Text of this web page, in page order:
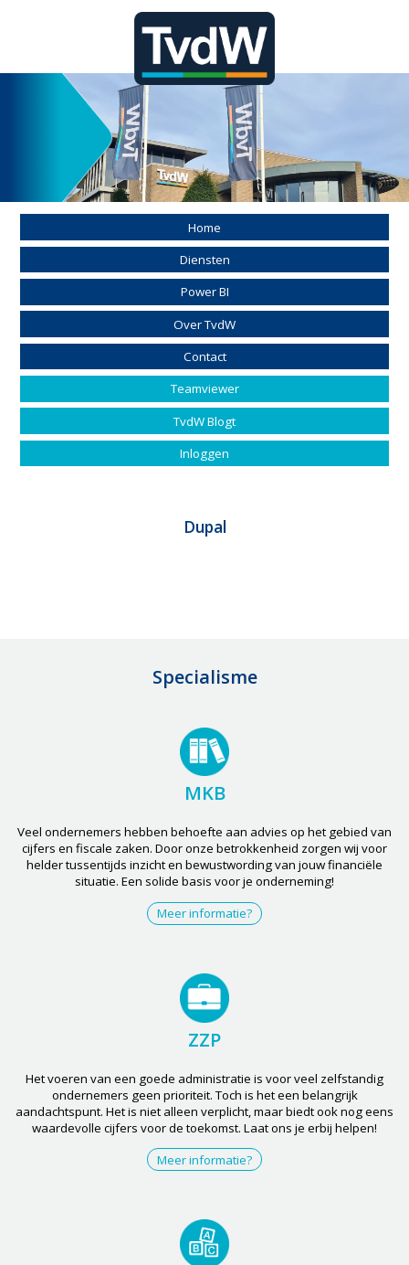
Home
Diensten
Power BI
Over TvdW
Contact
Teamviewer
TvdW Blogt
Inloggen
Dupal
Specialisme
MKB
Veel ondernemers hebben behoefte aan advies op het gebied van
cijfers en fiscale zaken. Door onze betrokkenheid zorgen wij voor
helder tussentijds inzicht en bewustwording van jouw financiële
situatie. Een solide basis voor je onderneming!
Meer informatie?
ZZP
Het voeren van een goede administratie is voor veel zelfstandig
ondernemers geen prioriteit. Toch is het een belangrijk
aandachtspunt. Het is niet alleen verplicht, maar biedt ook nog eens
waardevolle cijfers voor de toekomst. Laat ons je erbij helpen!
Meer informatie?